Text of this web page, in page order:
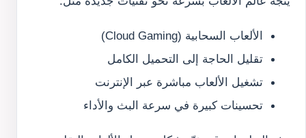
الألعاب السحابية (Cloud Gaming)
تقليل الحاجة إلى التحميل الكامل
تشغيل الألعاب مباشرة عبر الإنترنت
تحسينات كبيرة في سرعة البث والأداء